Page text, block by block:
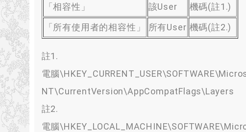
「相容性」
該User 機碼(註1.)
「所有使用者的相容性」
所有User 機碼(註2.)
註1 .
電腦
NT\CurrentVersion\AppCompatFlags\Layers
註2.
電腦